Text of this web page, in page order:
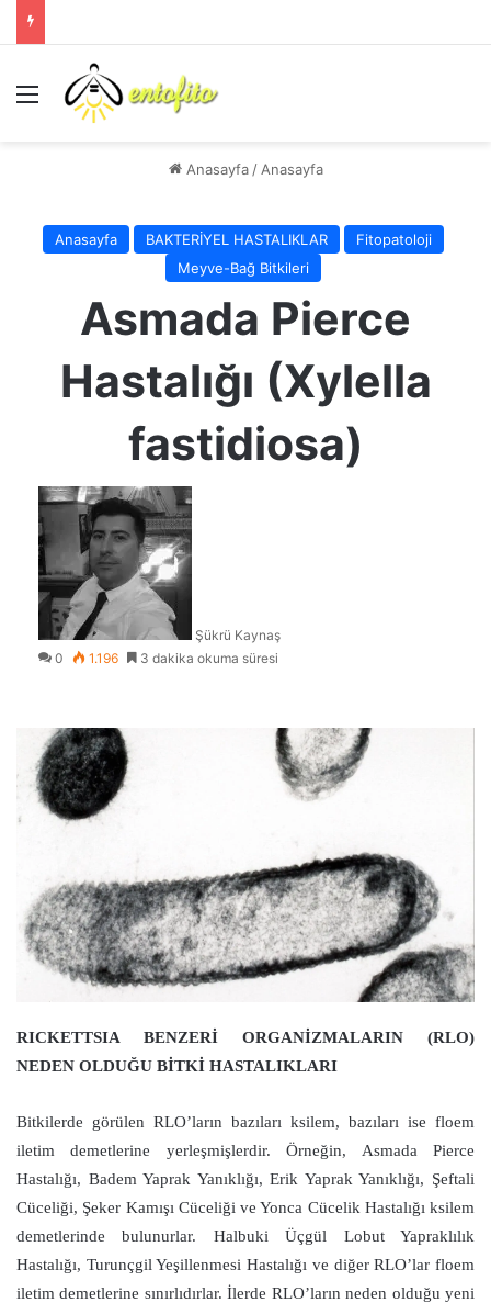
Menü
Anasayfa / Anasayfa
Anasayfa BAKTERİYEL HASTALIKLAR
Fitopatoloji
Meyve-Bağ Bitkileri
Asmada Pierce
Hastalığı (Xylella
fastidiosa)
Şükrü Kaynaş
0
1.196 3 dakika okuma süresi
RICKETTSIA BENZERİ ORGANİZMALARIN (RLO)
NEDEN OLDUĞU BİTKİ HASTALIKLARI
Bitkilerde görülen RLO’ların bazıları ksilem, bazıları ise floem
iletim demetlerine yerleşmişlerdir. Örneğin, Asmada Pierce
Hastalığı, Badem Yaprak Yanıklığı, Erik Yaprak Yanıklığı, Şeftali
Cüceliği, Şeker Kamışı Cüceliği ve Yonca Cücelik Hastalığı ksilem
demetlerinde bulunurlar. Halbuki Üçgül Lobut Yapraklılık
Hastalığı, Turunçgil Yeşillenmesi Hastalığı ve diğer RLO’lar floem
iletim demetlerine sınırlıdırlar. İlerde RLO’ların neden olduğu yeni